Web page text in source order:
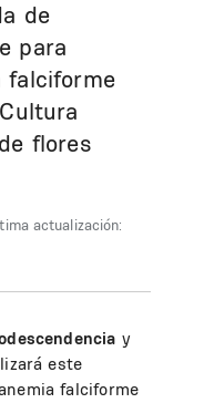
de
para
falciforme
flores
actualización:
y
este
falciforme